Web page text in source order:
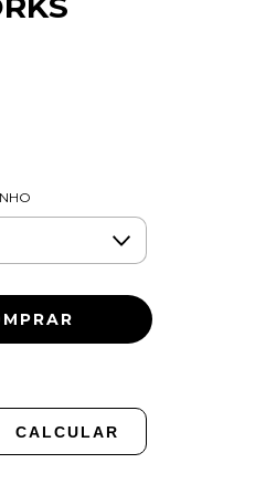
CALCULAR